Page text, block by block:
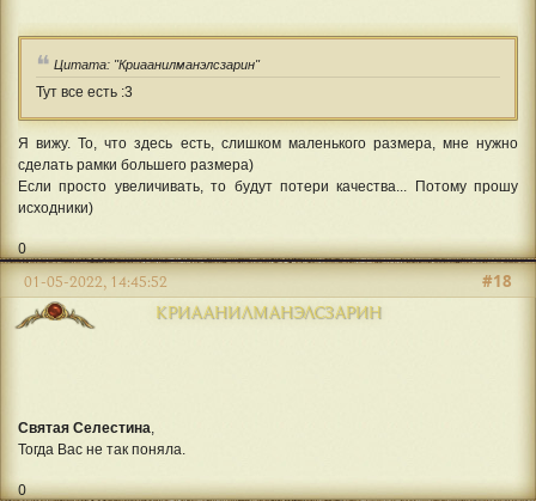
Цитата: "Криаанилманэлсзарин"
Тут все есть :3
Я вижу. То, что здесь есть, слишком маленького размера, мне нужно
сделать рамки большего размера)
Если просто увеличивать, то будут потери качества... Потому прошу
исходники)
0
КРИААНИЛМАНЭЛСЗАРИН
#18
01-05-2022, 14:45:52
Святая Селестина
Тогда Вас не так поняла.
0